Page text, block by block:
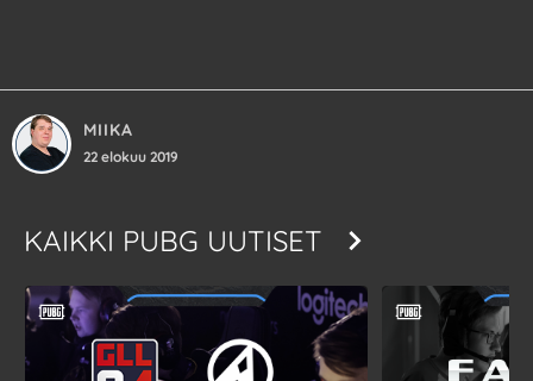
MIIKA
22 elokuu 2019
KAIKKI PUBG UUTISET